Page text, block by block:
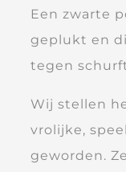
Een zwarte
geplukt en
tegen
Wij stellen
vrolijke,
geworden.